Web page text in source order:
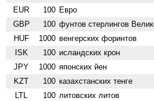
EUR 100 Евро
GBP 100 фунтов стерлингов
HUF 1000 венгерских форинтов
ISK 100 исландских крон
JPY 1000 японских йен
KZT 100 казахстанских тенге
LTL 100 литовских литов